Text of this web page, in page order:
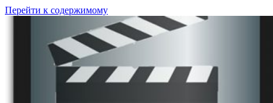
Перейти к содержимому